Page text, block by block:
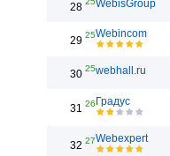
28 WebisGroup
29 25Webincom
30 25webhall.ru
31 26 Градус
32 27Webexpert